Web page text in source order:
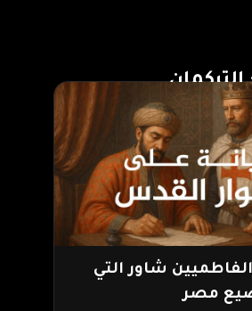
الفاطميين شاور التي
مصر